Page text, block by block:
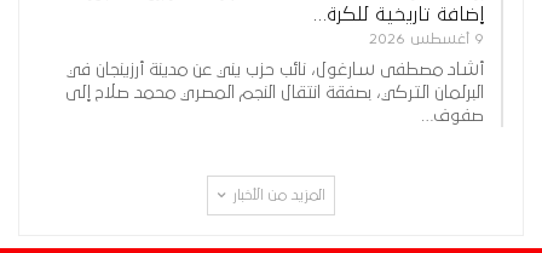
إضافة تاريخية للكرة…
9 أغسطس 2026
أشاد مصطفى سارغول، نائب حزب يني عن مدينة أرزينجان في
البرلمان التركي، بصفقة انتقال النجم المصري محمد صلاح إلى
صفوف…
المزيد من الأخبار